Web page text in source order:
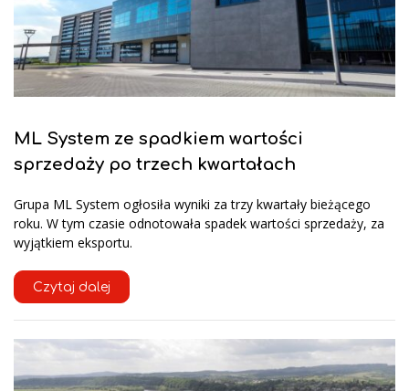
ML System ze spadkiem wartości
sprzedaży po trzech kwartałach
Grupa ML System ogłosiła wyniki za trzy kwartały bieżącego
roku. W tym czasie odnotowała spadek wartości sprzedaży, za
wyjątkiem eksportu.
Czytaj dalej